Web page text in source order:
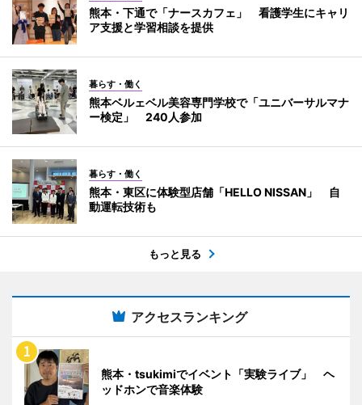
熊本・下通で「ナースカフェ」 看護学生にキャリ
ア支援と学習相談を提供
暮らす・働く
熊本ベルェベル美容専門学校で「ユニバーサルマナ
ー検定」 240人参加
暮らす・働く
熊本・東区に体験型店舗「HELLO NISSAN」 自
動運転技術も
もっと見る
アクセスランキング
熊本・tsukimiでイベント「実験ライブ」 ヘ
ッドホンで音楽体験